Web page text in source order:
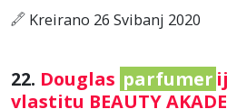
Kreirano 26 Svibanj 2020
22. Douglas parfumer
vlastitu BEAUTY